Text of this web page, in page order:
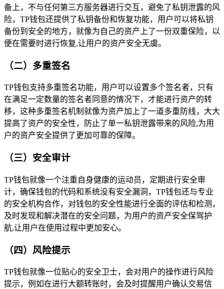
备上，不与任何第三方服务器进行交互，避免了私钥泄露的风
险，TP钱包还提供了私钥备份和恢复功能，用户可以将私钥
备份到安全的地方，就像为自己的资产上了一份双重保险，以
便在需要时进行恢复,让用户的资产安全无虞。
（二）多重签名
TP钱包支持多重签名功能，用户可以设置多个签名者，只有
在满足一定数量的签名者同意的情况下，才能进行资产的转
移，这种多重签名机制就像为资产加上了一道多重防线，大大
提高了资产的安全性，防止了单一私钥泄露带来的风险,为用
户的资产安全提供了更加可靠的保障。
（三）安全审计
TP钱包就像一个注重自身健康的运动员，定期进行安全审
计，确保钱包的代码和系统没有安全漏洞，TP钱包还与专业
的安全机构合作，对钱包的安全性能进行全面的评估和检测，
及时发现和解决潜在的安全问题，为用户的资产安全保驾护
航,让用户在使用过程中更加安心。
（四）风险提示
TP钱包就像一位贴心的安全卫士，会对用户的操作进行风险
提示，例如在进行大额转账时，会及时提醒用户确认交易信